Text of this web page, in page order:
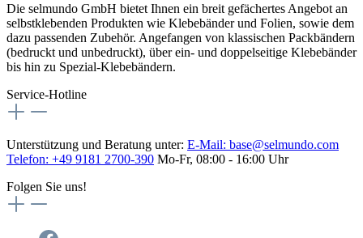
Die selmundo GmbH bietet Ihnen ein breit gefächertes Angebot an
selbstklebenden Produkten wie Klebebänder und Folien, sowie dem
dazu passenden Zubehör. Angefangen von klassischen Packbändern
(bedruckt und unbedruckt), über ein- und doppelseitige Klebebänder
bis hin zu Spezial-Klebebändern.
Service-Hotline
Unterstützung und Beratung unter: E-Mail: base@selmundo.com
Telefon: +49 9181 2700-390 Mo-Fr, 08:00 - 16:00 Uhr
Folgen Sie uns!